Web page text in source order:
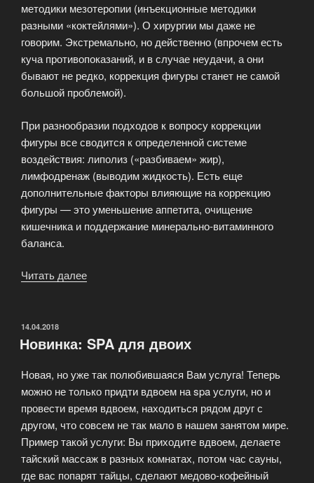
методики мезотеропии (инъекционные методики
разными «коктейлями»). О хирургии мы даже не
говорим. Экстремально, но действенно (впрочем есть
куча противопоказаний, и в случае неудачи, а они
бывают не редко, коррекция фигуры станет не самой
большой проблемой).
При разнообразии подходов к вопросу коррекции
фигуры все сводится к определенной системе
воздействия: липолиз («разбиваем» жир),
лимфодренаж (выводим жидкость). Есть еще
дополнительные факторы влияющие на коррекцию
фигуры — это уменьшение аппетита, очищение
кишечника и поддержание минерально-витаминного
баланса.
Читать далее
салоне»
ОПУБЛИКОВАНО
14.04.2018
Новинка: SPA для двоих
Новая, но уже так полюбившаяся Вам услуга! Теперь
можно не только придти вдвоем на spa услуги, но и
провести время вдвоем, находиться рядом друг с
другом, что совсем не так мало в нашем занятом мире.
Пример такой услуги: Вы приходите вдвоем, делаете
тайский массаж в разных комнатах, потом час сауны,
где вас попарят тайцы, сделают медово-кофейный